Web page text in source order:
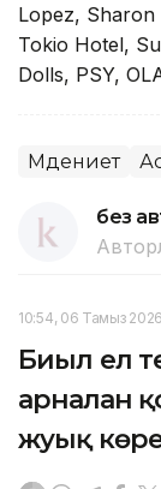
Lopez,
Tokio Hotel,
Dolls, PSY,
Мәдениет
без
10:54, 06 Тамыз 2026
Биыл ел
арналған
жуық